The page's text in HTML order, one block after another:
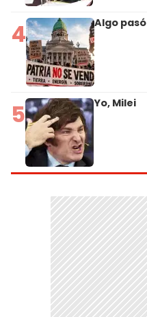
4 Algo pasó
5 Yo, Milei